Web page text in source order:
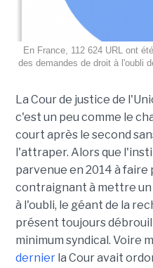
En France, 112 624 URL ont
des demandes de droit à l'oubli
La Cour de justice de
c'est un peu comme le
court après le second
l'attraper. Alors que
parvenue en 2014 à faire
contraignant à mettre
à l'oubli, le géant de la
présent toujours
minimum syndical. Voire
dernierla Cour avait